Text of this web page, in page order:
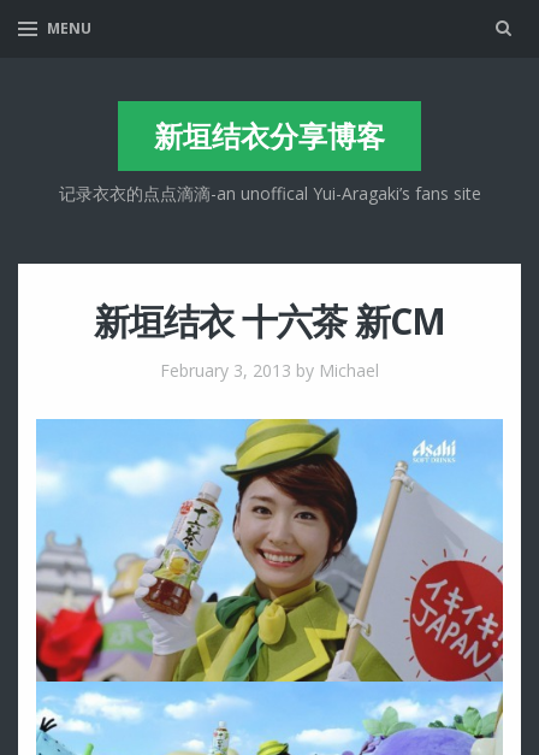
MENU
新垣结衣分享博客
记录衣衣的点点滴滴-an unoffical Yui-Aragaki’s fans site
新垣结衣 十六茶 新CM
February 3, 2013 by Michael